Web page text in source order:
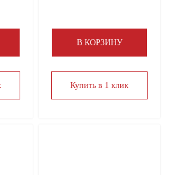
В КОРЗИНУ
Купить в 1 клик